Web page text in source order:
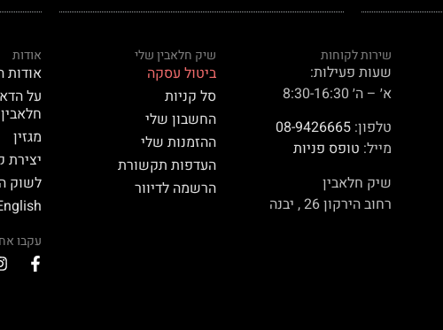
שירות לקוחות
שעות פעילות:
א׳ – ה׳ 8:30-16:30
טלפון:08-9426665
מייל: טופס פניות
שיק חלאבין
רחוב הירקון 26 , יבנה
שיק חלאבין שלי
ביטול עסקה
סל קניות
החשבון שלי
ההזמנות שלי
העדפות תקשורת
הרשמה לדיוור
אודות
אודות
על
חלאבין
מגזין
לשוק
עקבו